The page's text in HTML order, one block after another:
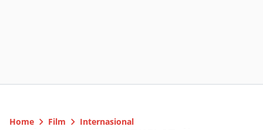
Home Film Internasional